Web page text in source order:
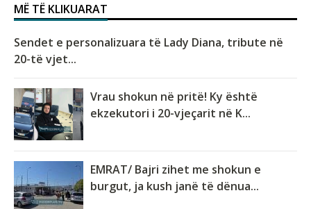
MË TË KLIKUARAT
Sendet e personalizuara të Lady Diana, tribute në
20-të vjet...
Vrau shokun në pritë! Ky është
ekzekutori i 20-vjeçarit në K...
EMRAT/ Bajri zihet me shokun e
burgut, ja kush janë të dënua...